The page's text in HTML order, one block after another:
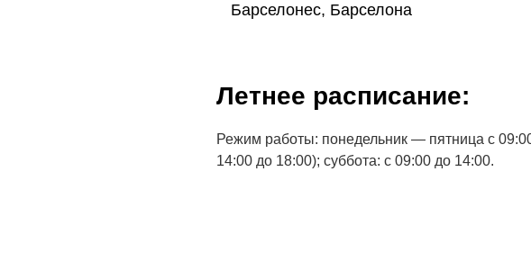
Барселонес, Барселона
Летнее расписание:
Режим работы: понедельник — пятница с
14:00 до 18:00); суббота: с 09:00 до 14:00.